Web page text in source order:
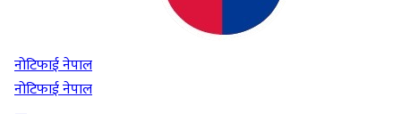
नोटिफाई नेपाल
नोटिफाई नेपाल